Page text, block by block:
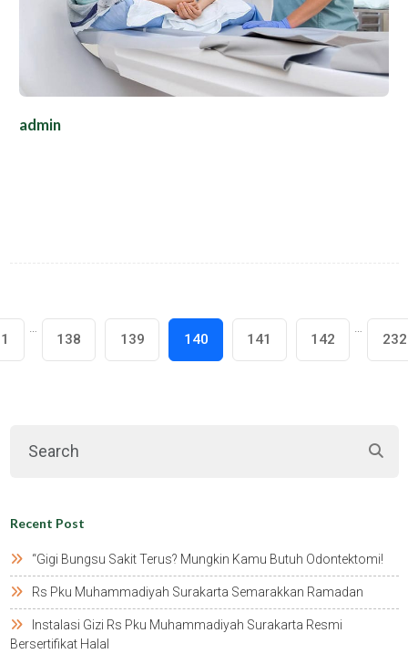
admin
1 138 139 140 141 142 232
Recent Post
“gigi Bungsu Sakit Terus? Mungkin Kamu Butuh Odontektomi!
Rs Pku Muhammadiyah Surakarta Semarakkan Ramadan
Instalasi Gizi Rs Pku Muhammadiyah Surakarta Resmi
Bersertifikat Halal